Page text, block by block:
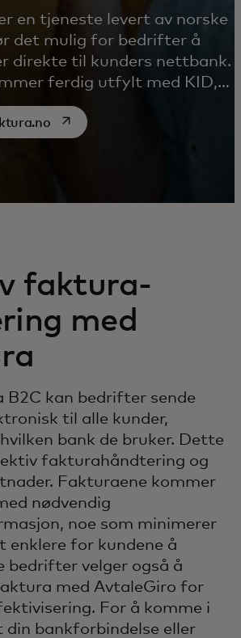
en tjeneste levert av norske
det mulig for bedrifter å
direkte til kunders nettbank.
ferdig utfylt med KID,
beløp.
opens in a new tab
faktura-
med
B2C kan bedrifter sende
til alle kunder,
bank de bruker. Dette
fakturahåndtering og
Fakturaene kommer
nødvendig
noe som minimerer
enklere for kundene å
bedrifter velger også å
med AvtaleGiro for
For å komme i
din bankforbindelse eller